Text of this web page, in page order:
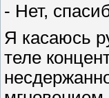
- Нет,
Я касаюсь
теле